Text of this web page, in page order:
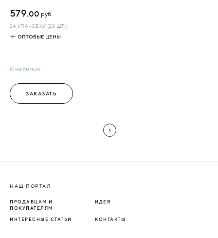
В наличии
579.00 руб
ЗА УПАКОВКУ (20 ШТ.)
ОПТОВЫЕ ЦЕНЫ
ЗАКАЗАТЬ
1
НАШ ПОРТАЛ
ПРОДАВЦАМ И
ПОКУПАТЕЛЯМ
ИДЕЯ
ИНТЕРЕСНЫЕ СТАТЬИ КОНТАКТЫ